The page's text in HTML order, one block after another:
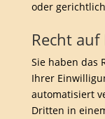
oder
Recht
Sie haben das
Ihrer
automatisiert
Dritten in